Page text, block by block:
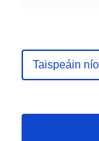
Taispeáin